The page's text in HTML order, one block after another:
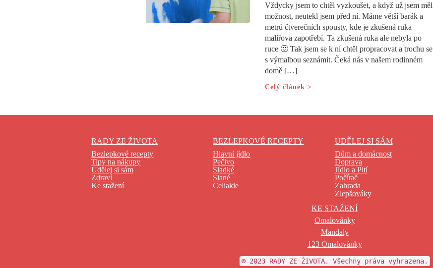
Vždycky jsem to chtěl vyzkoušet, a když už jsem měl
možnost, neutekl jsem před ní. Máme větší barák a
metrů čtverečních spousty, kde je zkušená ruka
malířova zapotřebí. Ta zkušená ruka ale nebyla po
ruce 🙂 Tak jsem se k ní chtěl propracovat a trochu se
s výmalbou seznámit. Čeká nás v našem rodinném
domě […]
Celý článek >
RADY ZE ŽIVOTA
Bezlepkové recepty
Tipy na nákupy
Udělej si sám
Zdraví
Ke stažení
BEZLEPKOVÉ RECEPTY
Hlavní jídlo
Pečivo
Sladké
Slané
Celiakie
UDĚLEJ SI SÁM
Dům a domácnost
Doprava
Jídlo a Pití
Počítač
Zahrada
Zlepšováky
KE STAŽENÍ
Omalovánky
Mandaly
123 Omalovánky
© 2023 RADY ZE ŽIVOTA. Všechny práva vyhrazena.